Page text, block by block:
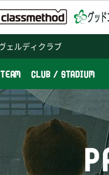
ェルディクラブ
TEAM CLUB / STADIUM